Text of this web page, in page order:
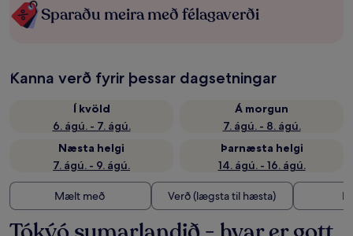
Sparaðu meira með félagaverði
Kanna verð fyrir þessar dagsetningar
Í kvöld
6. ágú. - 7. ágú.
Á morgun
7. ágú. - 8. ágú.
Næsta helgi
7. ágú. - 9. ágú.
Þarnæsta helgi
14. ágú. - 16. ágú.
Mælt með Verð (lægsta til hæsta)